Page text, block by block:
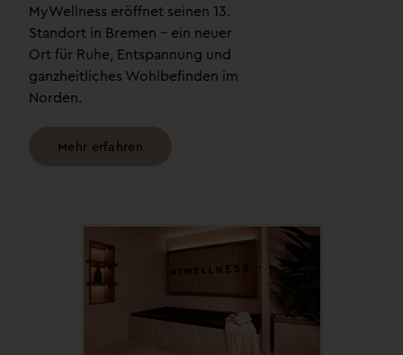
MyWellness eröffnet seinen 13.
Standort in Bremen – ein neuer
Ort für Ruhe, Entspannung und
ganzheitliches Wohlbefinden im
Norden.
Mehr erfahren